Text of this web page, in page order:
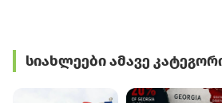
სიახლეები ამავე